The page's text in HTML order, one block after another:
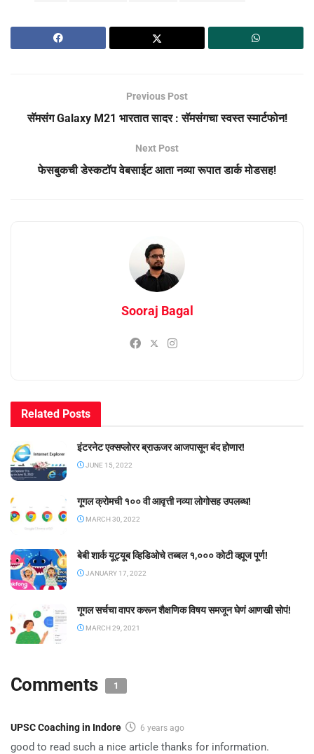
Previous Post
सॅमसंग Galaxy M21 भारतात सादर : सॅमसंगचा स्वस्त स्मार्टफोन!
Next Post
फेसबुकची डेस्कटॉप वेबसाईट आता नव्या रूपात डार्क मोडसह!
Sooraj Bagal
Related Posts
इंटरनेट एक्सप्लोरर ब्राऊजर आजपासून बंद होणार!
JUNE 15, 2022
गूगल क्रोमची १०० वी आवृत्ती नव्या लोगोसह उपलब्ध!
MARCH 30, 2022
बेबी शार्क यूट्यूब व्हिडिओचे तब्बल १,००० कोटी व्ह्यूज पूर्ण!
JANUARY 17, 2022
गूगल सर्चचा वापर करून शैक्षणिक विषय समजून घेणं आणखी सोपं!
MARCH 29, 2021
Comments 1
UPSC Coaching in Indore 6 years ago
good to read such a nice article thanks for information.